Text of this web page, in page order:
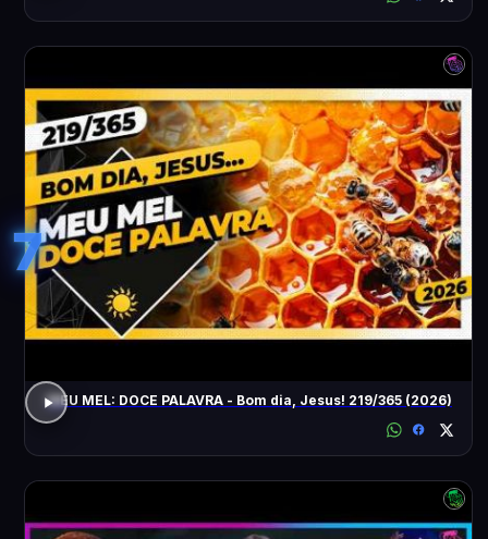
7
MEU MEL: DOCE PALAVRA - Bom dia, Jesus! 219/365 (2026)